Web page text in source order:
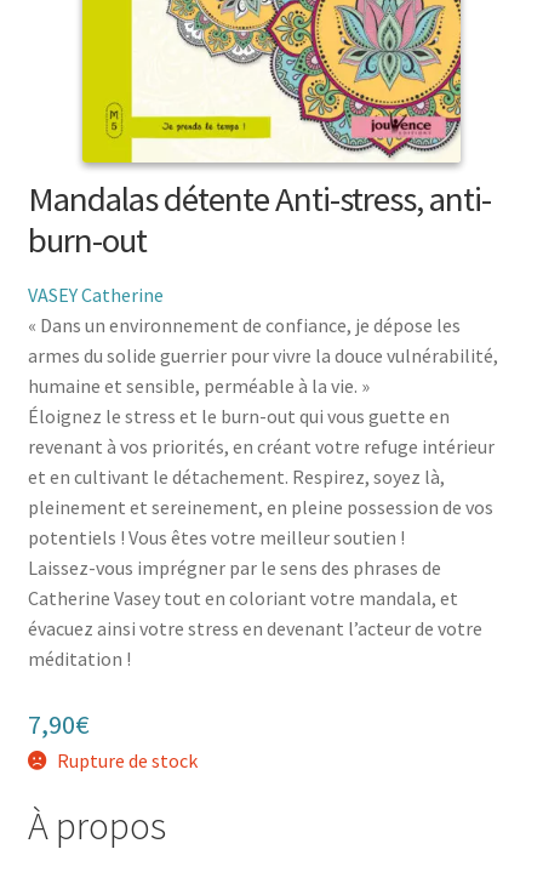
Collections
menu
Mandalas détente Anti-stress, anti-
burn-out
VASEY Catherine
« Dans un environnement de confiance, je dépose les
armes du solide guerrier pour vivre la douce vulnérabilité,
humaine et sensible, perméable à la vie. »
Éloignez le stress et le burn-out qui vous guette en
revenant à vos priorités, en créant votre refuge intérieur
et en cultivant le détachement. Respirez, soyez là,
pleinement et sereinement, en pleine possession de vos
potentiels ! Vous êtes votre meilleur soutien !
Laissez-vous imprégner par le sens des phrases de
Catherine Vasey tout en coloriant votre mandala, et
évacuez ainsi votre stress en devenant l’acteur de votre
méditation !
7,90€
Rupture de stock
À propos